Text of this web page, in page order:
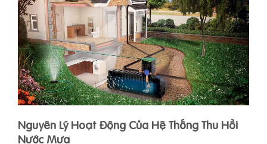
Nguyên Lý Hoạt Động Của Hệ Thống Thu Hồi
Nước Mưa